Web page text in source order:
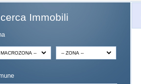
Immobili